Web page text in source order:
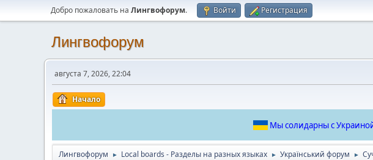
Добро пожаловать на Лингвофорум. Войти Регистрация
Лингвофорум
августа 7, 2026, 22:04
Начало
Мы солидарны с
Лингвофорум ► Local boards - Разделы на разных языках ► Український форум ►